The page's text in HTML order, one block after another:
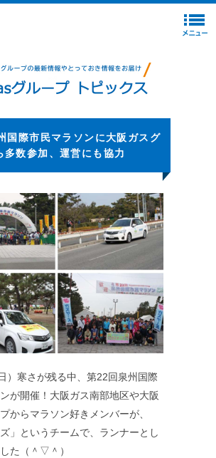
国際市民マラソンに大阪ガスグ
多数参加、運営にも協力
）寒さが残る中、第22回泉州国際
が開催！大阪ガス南部地区や大阪
からマラソン好きメンバーが、
ズ」というチームで、ランナーとし
た（＾▽＾）